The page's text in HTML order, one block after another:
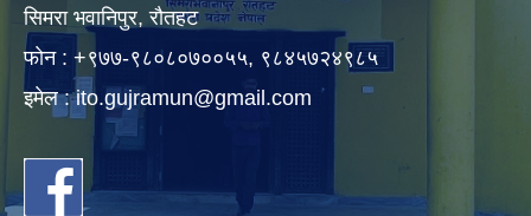
सिमरा भवानिपुर, राैतहट
फाेन : +९७७-९८०८०७००५५, ९८४५७२४९८५
इमेल :ito.gujramun@gmail.com